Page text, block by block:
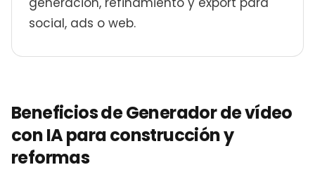
social, ads o web.
Beneficios de Generador de vídeo
con IA para construcción y
reformas